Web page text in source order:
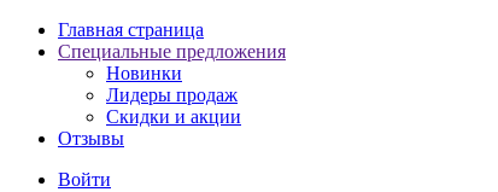
Главная страница
Специальные предложения
Новинки
Лидеры продаж
Скидки и акции
Отзывы
Войти